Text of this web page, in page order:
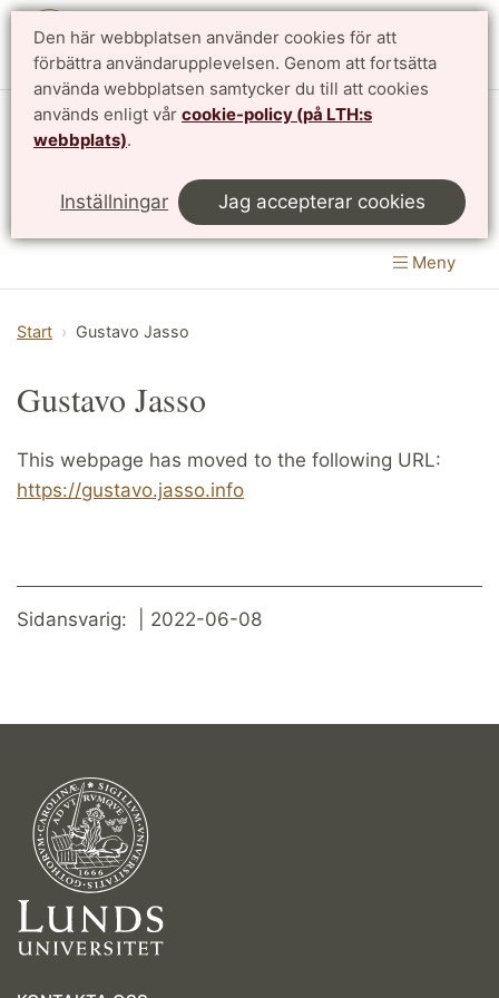
Den här webbplatsen använder cookies för att
förbättra användarupplevelsen. Genom att fortsätta
använda webbplatsen samtycker du till att cookies
används enligt vår cookie-policy (på LTH:s
webbplats).
Inställningar Jag accepterar cookies
Matematikcentrum
LTH, Lunds Tekniska Högskola&
Naturvetenskapliga fakulteten
Meny
Start Gustavo Jasso
Gustavo Jasso
This webpage has moved to the following URL:
https://gustavo.jasso.info
Sidansvarig: | 2022-06-08